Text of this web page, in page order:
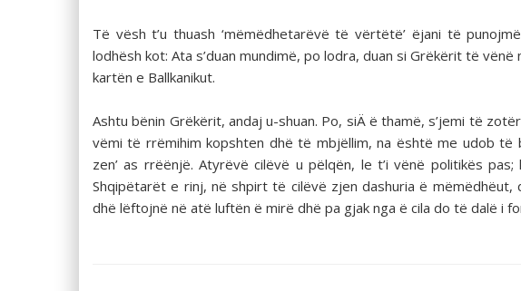
Të vësh t’u thuash ‘mëmëdhetarëvë të vërtëtë’ ëjani të
lodhësh kot: Ata s’duan mundimë, po lodra, duan si Grëkërit të
kartën e Ballkanikut.
Ashtu bënin Grëkërit, andaj u-shuan. Po, siÄ ë thamë, s’jemi të
vëmi të rrëmihim kopshten dhë të mbjëllim, na është me udob
zen’ as rrëënjë. Atyrëvë cilëvë u pëlqën, le t’i vënë politikës
Shqipëtarët e rinj, në shpirt të cilëvë zjen dashuria ë
dhë lëftojnë në atë luftën ë mirë dhë pa gjak nga ë cila do të dalë i